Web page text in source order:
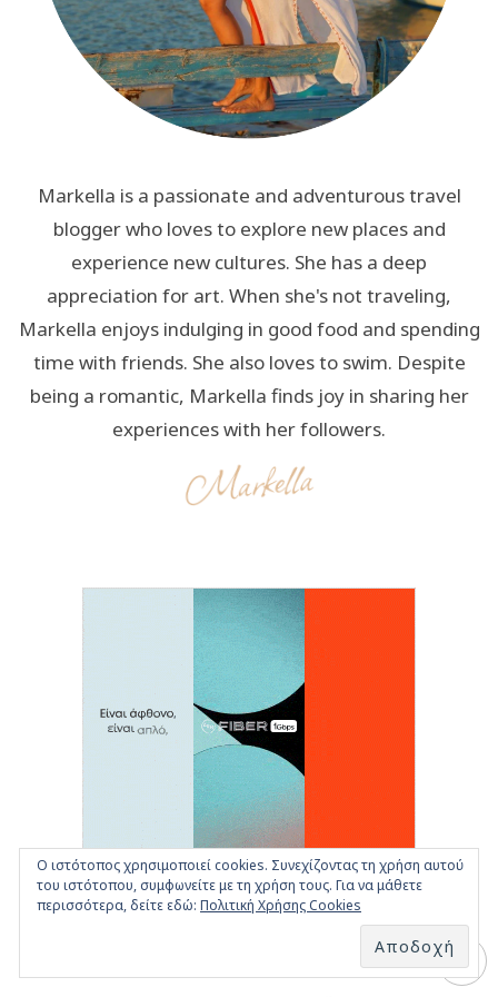
Markella is a passionate and adventurous travel
blogger who loves to explore new places and
experience new cultures. She has a deep
appreciation for art. When she's not traveling,
Markella enjoys indulging in good food and spending
time with friends. She also loves to swim. Despite
being a romantic, Markella finds joy in sharing her
experiences with her followers.
Ο ιστότοπος χρησιμοποιεί cookies. Συνεχίζοντας τη χρήση αυτού
του ιστότοπου, συμφωνείτε με τη χρήση τους. Για να μάθετε
περισσότερα, δείτε εδώ: Πολιτική Χρήσης Cookies